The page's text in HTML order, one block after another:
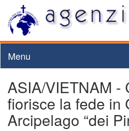
Menu
ASIA/VIETNAM -
fiorisce la fede in
Arcipelago “dei